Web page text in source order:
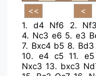
1. d4 Nf6 2. Nf3
4. Nc3 e6 5. e3
7. Bxc4 b5 8. Bd3
10.e4 c5 11. e5
Nxc3 13. bxc3